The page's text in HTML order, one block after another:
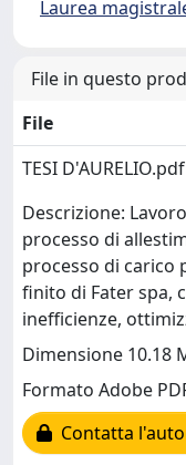
Laurea
File in questo
File
TESI D'AURELIO.pdf
Descrizione:
processo di
processo di carico
finito di Fater spa,
inefficienze,
Dimensione 10.18
Formato Adobe
Contatta